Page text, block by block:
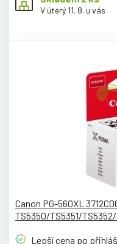
V úterý 11. 8. u vás
Canon PG-560XL
TS5350/TS5351/
Lepší cena po